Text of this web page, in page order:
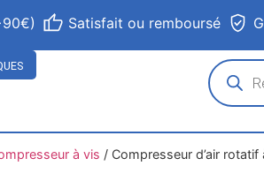
Satisfait ou remboursé
à vis / Compresseur d’air